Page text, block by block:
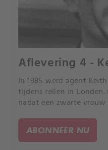
Aflevering 4 -
In 1985 werd agent
tijdens rellen in
nadat een zwarte
ABONNEER NU